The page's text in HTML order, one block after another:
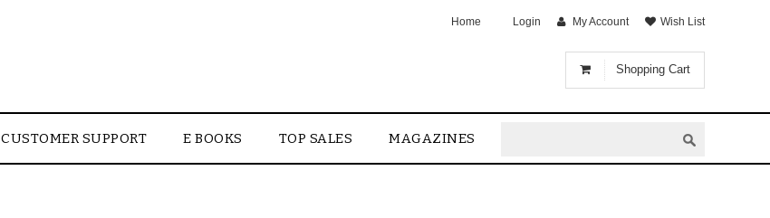
Shopping Cart
Home Login My Account Wish List
CUSTOMER SUPPORT E BOOKS TOP SALES MAGAZINES